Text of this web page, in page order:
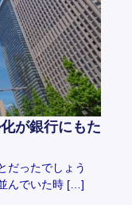
が銀行にもた
だったでしょう
んでいた時 […]